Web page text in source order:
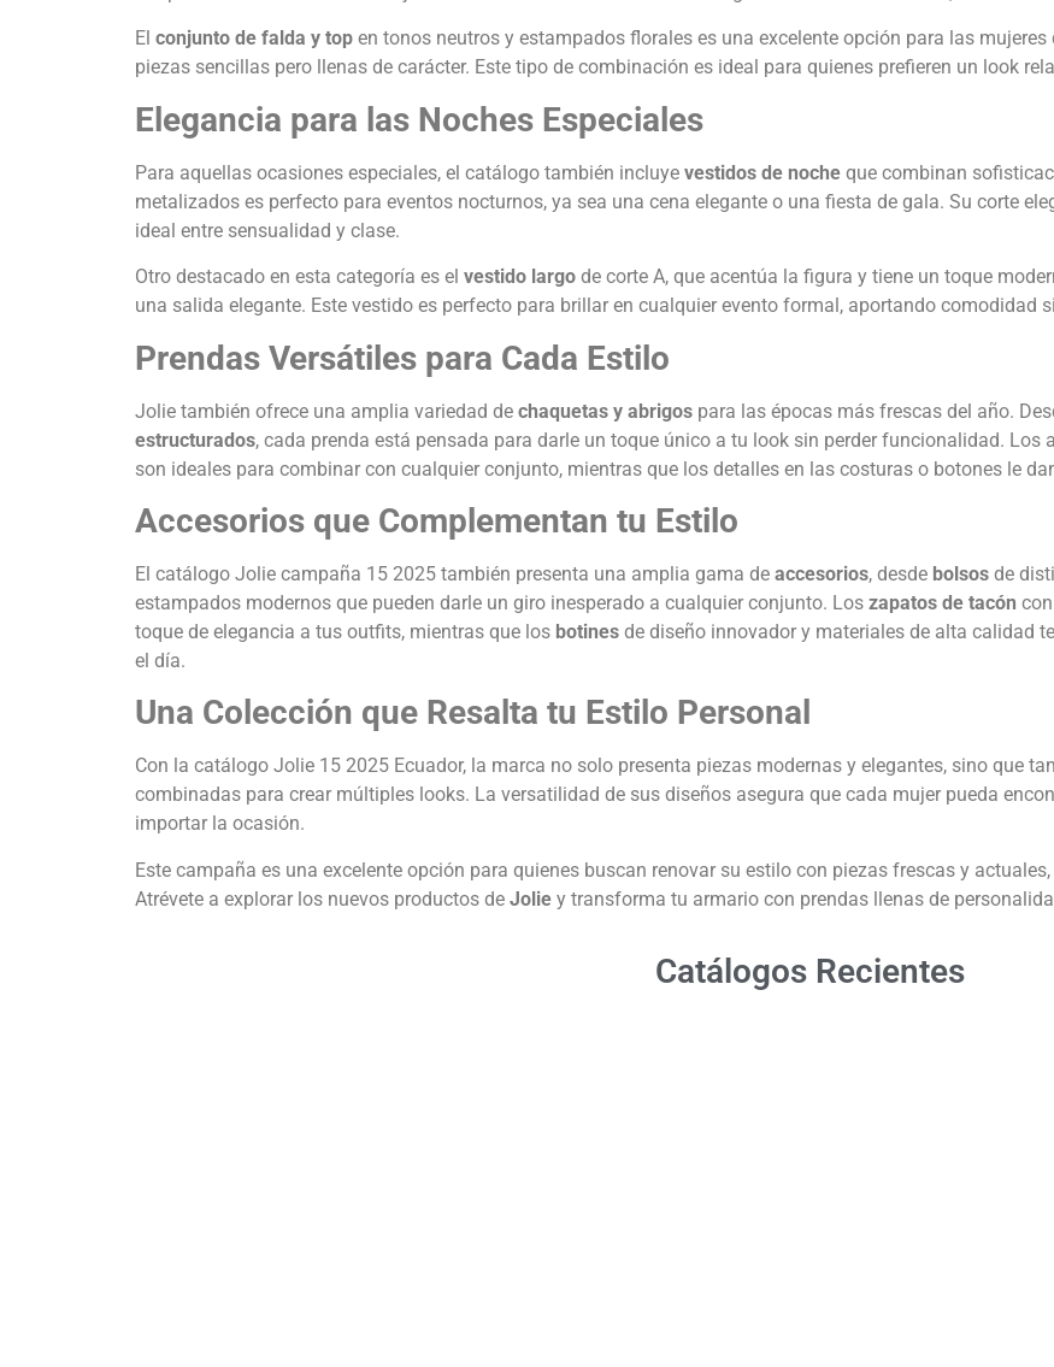
El conjunto de falda y top en tonos neutros y estampados florales es una excelente opción para las
piezas sencillas pero llenas de carácter. Este tipo de combinación es ideal para quienes prefieren un look
Elegancia para las Noches Especiales
Para aquellas ocasiones especiales, el catálogo también incluye vestidos de noche que combinan
metalizados es perfecto para eventos nocturnos, ya sea una cena elegante o una fiesta de gala. Su corte
ideal entre sensualidad y clase.
Otro destacado en esta categoría es el vestido largo de corte A, que acentúa la figura y tiene un toque
una salida elegante. Este vestido es perfecto para brillar en cualquier evento formal, aportando comodidad
Prendas Versátiles para Cada Estilo
Jolie también ofrece una amplia variedad de chaquetas y abrigos para las épocas más frescas del año.
estructurados, cada prenda está pensada para darle un toque único a tu look sin perder funcionalidad.
son ideales para combinar con cualquier conjunto, mientras que los detalles en las costuras o botones le
Accesorios que Complementan tu Estilo
El catálogo Jolie campaña 15 2025 también presenta una amplia gama de accesorios, desde bolsos de
estampados modernos que pueden darle un giro inesperado a cualquier conjunto. Los zapatos de tacón
toque de elegancia a tus outfits, mientras que los botines de diseño innovador y materiales de alta calidad
el día.
Una Colección que Resalta tu Estilo Personal
Con la catálogo Jolie 15 2025 Ecuador, la marca no solo presenta piezas modernas y elegantes, sino que
combinadas para crear múltiples looks. La versatilidad de sus diseños asegura que cada mujer pueda
importar la ocasión.
Este campaña es una excelente opción para quienes buscan renovar su estilo con piezas frescas y
Atrévete a explorar los nuevos productos de Jolie y transforma tu armario con prendas llenas de
Catálogos Recientes